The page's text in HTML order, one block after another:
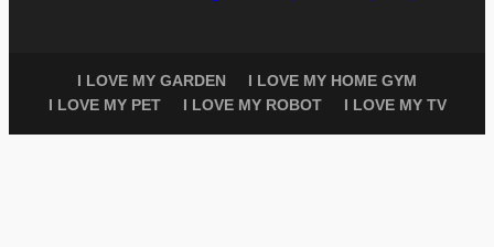
I LOVE MY GARDEN
I LOVE MY HOME GYM
I LOVE MY PET
I LOVE MY ROBOT I LOVE MY TV